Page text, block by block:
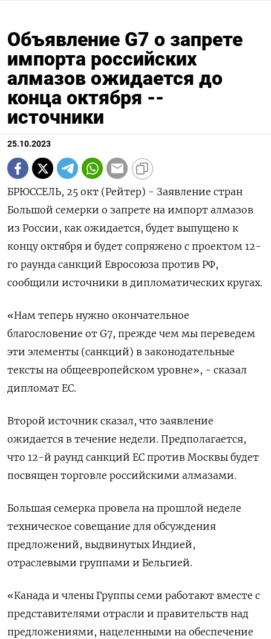
Объявление G7 о запрете
импорта российских
алмазов ожидается до
конца октября --
источники
25.10.2023
БРЮССЕЛЬ, 25 окт (Рейтер) - Заявление стран
Большой семерки о запрете на импорт алмазов
из России, как ожидается, будет выпущено к
концу октября и будет сопряжено с проектом 12-
го раунда санкций Евросоюза против РФ,
сообщили источники в дипломатических кругах.
«Нам теперь нужно окончательное
благословение от G7, прежде чем мы переведем
эти элементы (санкций) в законодательные
тексты на общеевропейском уровне», - сказал
дипломат ЕС.
Второй источник сказал, что заявление
ожидается в течение недели. Предполагается,
что 12-й раунд санкций ЕС против Москвы будет
посвящен торговле российскими алмазами.
Большая семерка провела на прошлой неделе
техническое совещание для обсуждения
предложений, выдвинутых Индией,
отраслевыми группами и Бельгией.
«Канада и члены Группы семи работают вместе с
представителями отрасли и правительств над
предложениями, нацеленными на обеспечение